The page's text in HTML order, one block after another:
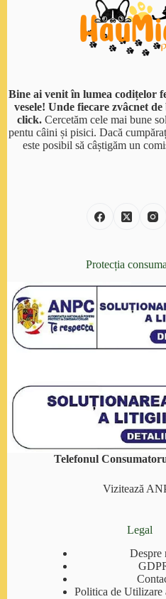
Bine ai venit în lumea codițelor
vesele! Unde fiecare zvâcnet
click.Cercetăm cele mai bune
pentu câini și pisici. Dacă
este posibil să câștigăm un
Protecția
Telefonul
Vizitează
Legal
Despre
Politica de